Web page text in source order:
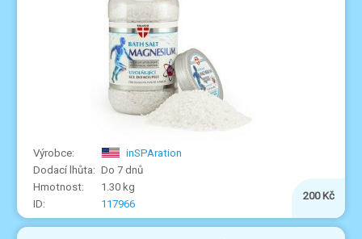
inSPAration
Do 7 dnů
1.30 kg
117966
200 Kč